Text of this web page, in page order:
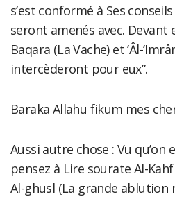
s’est conformé à Ses
seront amenés avec. Devant
Baqara (La Vache) et ‘Âl-
intercèderont pour eux”.
Baraka Allahu fikum mes
Aussi autre chose : Vu qu’on
pensez à Lire sourate Al-
Al-ghusl (La grande ablution